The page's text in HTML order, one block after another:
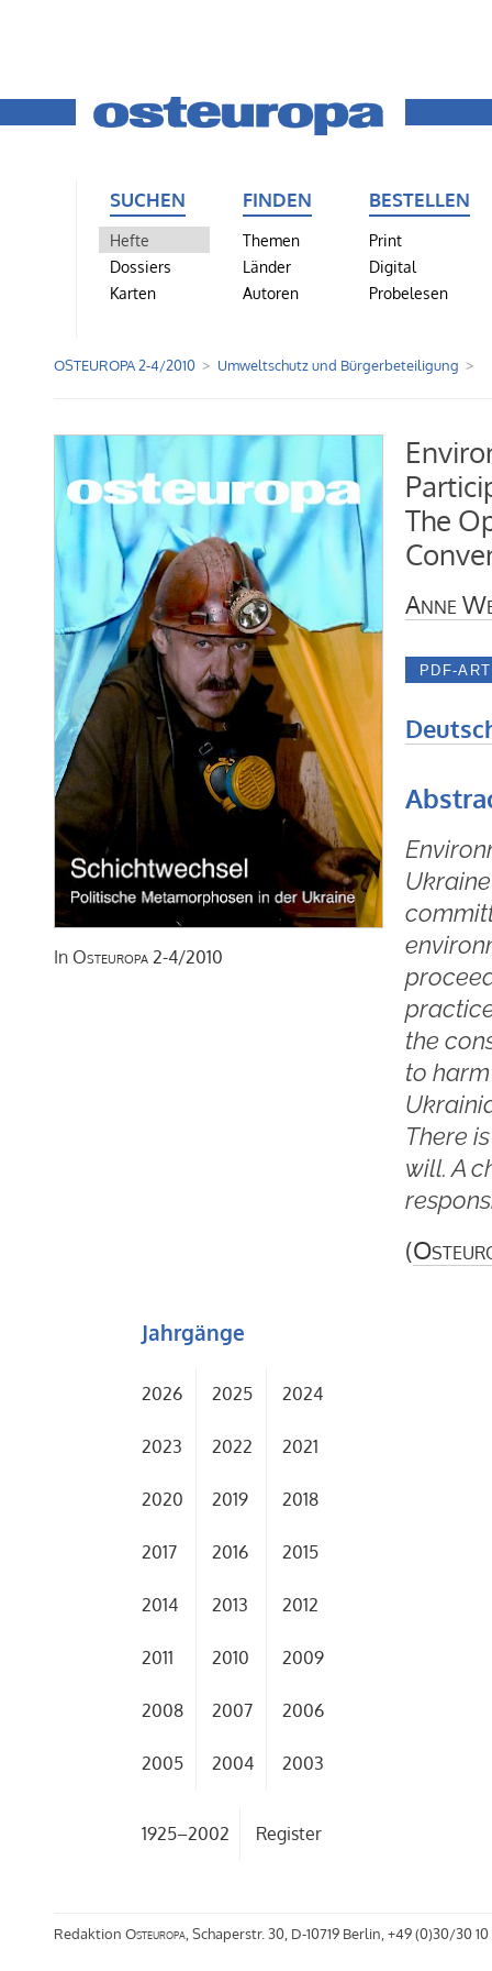
SUCHEN
Hefte
Dossiers
Karten
FINDEN
Themen
Länder
Autoren
BESTELLEN
Print
Digital
Probelesen
OSTEUROPA 2-4/2010 Umweltschutz und Bürgerbeteiligung
In Osteuropa 2-4/2010
The
Anne
the
to
There
will. A
(
Jahrgänge
2026 2025 2024
2023 2022 2021
2020 2019 2018
2017 2016 2015
2014 2013 2012
2011 2010 2009
2008 2007 2006
2005 2004 2003
1925–2002 Register
Redaktion Osteuropa, Schaperstr. 30, D-10719 Berlin, +49 (0)30/30